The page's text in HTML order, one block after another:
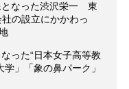
となった渋沢栄一 東
の設立にかかわっ
った“日本女子高等教
」「象の鼻パーク」